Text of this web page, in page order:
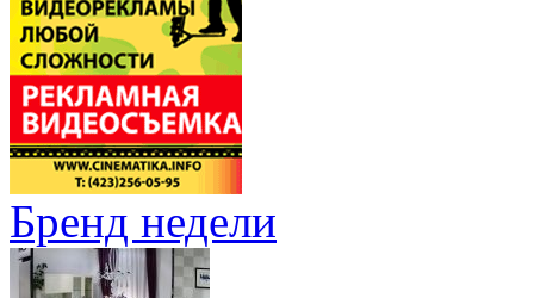
Бренд недели